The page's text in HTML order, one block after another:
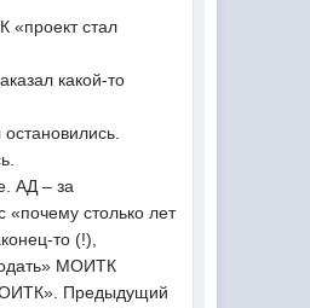
«проект стал
какой-то
АД – за
столько лет
то (!),
МОИТК
Предыдущий